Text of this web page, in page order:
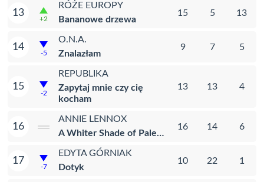
13
+2
RÓŻE EUROPY
Bananowe drzewa
15 5 13
14
-5
O.N.A.
Znalazłam
9 7 5
15
-2
REPUBLIKA
Zapytaj mnie czy cię
kocham
13 13 4
16
ANNIE LENNOX
A Whiter Shade of Pale…
16 14 6
17
-7
EDYTA GÓRNIAK
Dotyk
10 22 1